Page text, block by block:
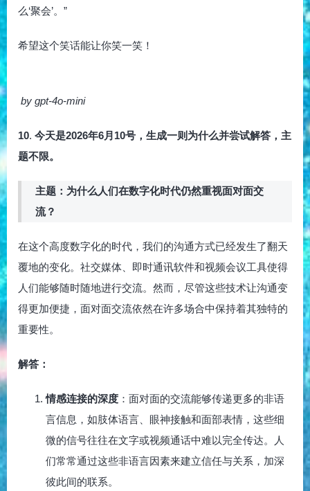
么‘聚会’。”
希望这个笑话能让你笑一笑！
by gpt-4o-mini
10. 今天是2026年6月10号，生成一则为什么并尝试解答，主
题不限。
主题：为什么人们在数字化时代仍然重视面对面交
流？
在这个高度数字化的时代，我们的沟通方式已经发生了翻天
覆地的变化。社交媒体、即时通讯软件和视频会议工具使得
人们能够随时随地进行交流。然而，尽管这些技术让沟通变
得更加便捷，面对面交流依然在许多场合中保持着其独特的
重要性。
解答：
情感连接的深度 ：面对面的交流能够传递更多的非语
言信息，如肢体语言、眼神接触和面部表情，这些细
微的信号往往在文字或视频通话中难以完全传达。人
们常常通过这些非语言因素来建立信任与关系，加深
彼此间的联系。